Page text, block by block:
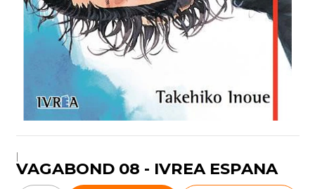
|
VAGABOND 08 - IVREA ESPANA